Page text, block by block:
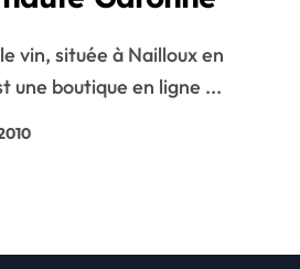
une boutique en ligne ...